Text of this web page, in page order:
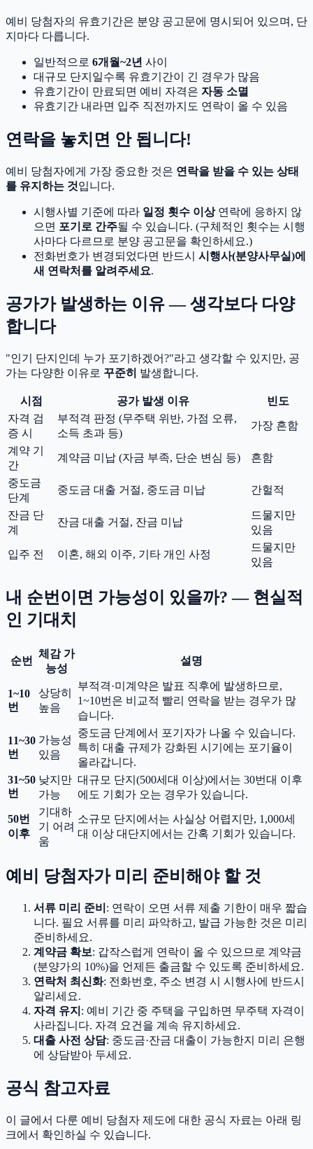
예비 당첨자의 유효기간은 분양 공고문에 명시되어 있으며, 단
지마다 다릅니다.
일반적으로 6개월~2년 사이
대규모 단지일수록 유효기간이 긴 경우가 많음
유효기간이 만료되면 예비 자격은 자동 소멸
유효기간 내라면 입주 직전까지도 연락이 올 수 있음
연락을 놓치면 안 됩니다!
예비 당첨자에게 가장 중요한 것은 연락을 받을 수 있는 상태
를 유지하는 것입니다.
시행사별 기준에 따라 일정 횟수 이상연락에 응하지 않
으면 포기로 간주될 수 있습니다. (구체적인 횟수는 시행
사마다 다르므로 분양 공고문을 확인하세요.)
전화번호가 변경되었다면 반드시 시행사(분양사무실)에
새 연락처를 알려주세요.
공가가 발생하는 이유 — 생각보다 다양
합니다
"인기 단지인데 누가 포기하겠어?"라고 생각할 수 있지만, 공
가는 다양한 이유로 꾸준히 발생합니다.
시점 공가 발생 이유
빈도
자격 검
증 시
부적격 판정 (무주택 위반, 가점 오류,
소득 초과 등)
가장 흔함
계약 기
간
계약금 미납 (자금 부족, 단순 변심 등) 흔함
중도금
단계
중도금 대출 거절, 중도금 미납 간헐적
잔금 단
계
잔금 대출 거절, 잔금 미납
드물지만
있음
입주 전 이혼, 해외 이주, 기타 개인 사정
드물지만
있음
내 순번이면 가능성이 있을까? — 현실적
인 기대치
순번
체감 가
능성
설명
1~10
번
상당히
높음
부적격·미계약은 발표 직후에 발생하므로,
1~10번은 비교적 빨리 연락을 받는 경우가 많
습니다.
11~30
번
가능성
있음
중도금 단계에서 포기자가 나올 수 있습니다.
특히 대출 규제가 강화된 시기에는 포기율이
올라갑니다.
31~50
번
낮지만
가능
대규모 단지(500세대 이상)에서는 30번대 이후
에도 기회가 오는 경우가 있습니다.
50번
이후
기대하
기 어려
움
소규모 단지에서는 사실상 어렵지만, 1,000세
대 이상 대단지에서는 간혹 기회가 있습니다.
예비 당첨자가 미리 준비해야 할 것
서류 미리 준비 : 연락이 오면 서류 제출 기한이 매우 짧습
니다. 필요 서류를 미리 파악하고, 발급 가능한 것은 미리
준비하세요.
계약금 확보: 갑작스럽게 연락이 올 수 있으므로 계약금
(분양가의 10%)을 언제든 출금할 수 있도록 준비하세요.
연락처 최신화: 전화번호, 주소 변경 시 시행사에 반드시
알리세요.
자격 유지 : 예비 기간 중 주택을 구입하면 무주택 자격이
사라집니다. 자격 요건을 계속 유지하세요.
대출 사전 상담: 중도금·잔금 대출이 가능한지 미리 은행
에 상담받아 두세요.
공식 참고자료
이 글에서 다룬 예비 당첨자 제도에 대한 공식 자료는 아래 링
크에서 확인하실 수 있습니다.